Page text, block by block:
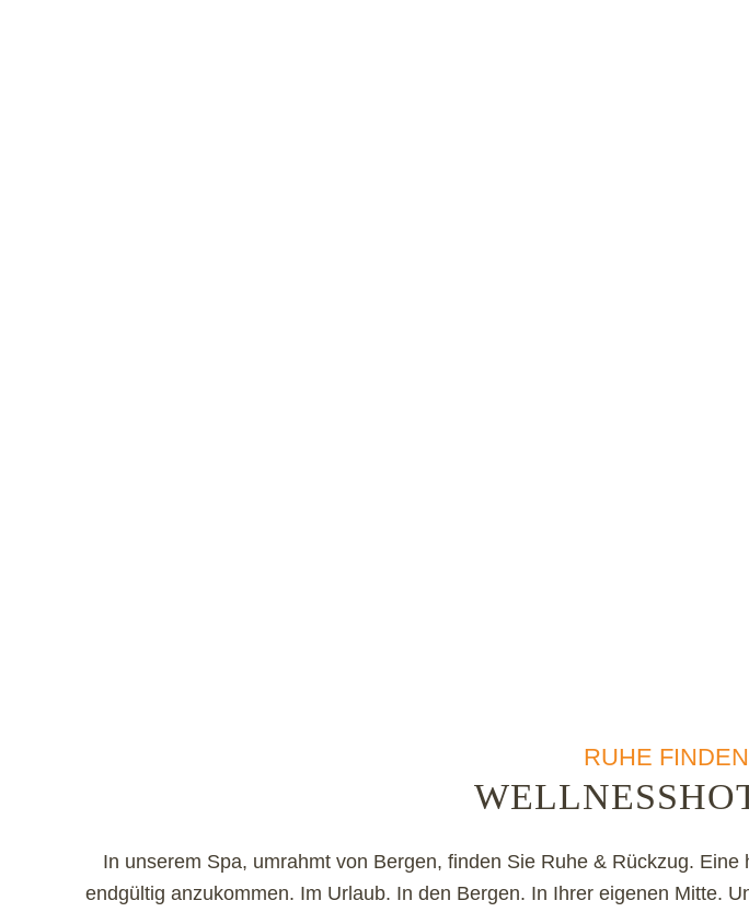
RUHE
In unserem Spa, umrahmt von Bergen, finden Sie Ruhe & Rückzug.
endgültig anzukommen. Im Urlaub. In den Bergen. In Ihrer eigenen Mitte.